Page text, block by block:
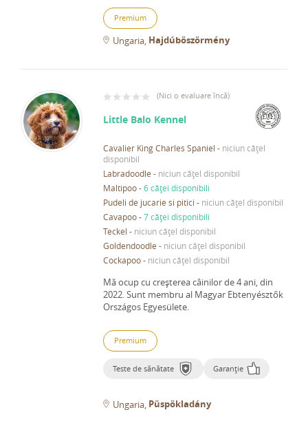
Premium
Ungaria Hajdúböszörmény
(Nici o evaluare încă)
Little Balo Kennel
Cavalier King Charles Spaniel - niciun cățel
disponibil
Labradoodle - niciun cățel disponibil
Maltipoo-6 căței disponibili
Pudeli de jucarie si pitici - niciun cățel disponibil
Cavapoo-7 căței disponibili
Teckel - niciun cățel disponibil
Goldendoodle - niciun cățel disponibil
Cockapoo- niciun cățel disponibil
Mă ocup cu creșterea câinilor de 4 ani, din
2022.Sunt membru al Magyar Ebtenyésztők
Országos Egyesülete.
Premium
Teste de sănătate Garanție
Ungaria Püspökladány